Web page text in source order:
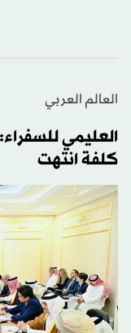
العالم العربي
العليمي
كلفة انتهت